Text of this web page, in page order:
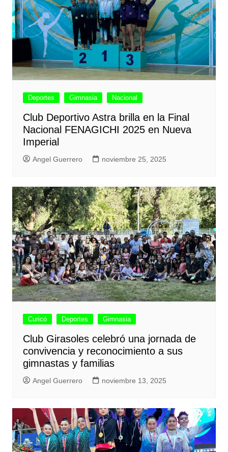
Deportes Gimnasia Nacional
Club Deportivo Astra brilla en la Final
Nacional FENAGICHI 2025 en Nueva
Imperial
Angel Guerrero noviembre 25, 2025
Curicó Deportes Gimnasia
Club Girasoles celebró una jornada de
convivencia y reconocimiento a sus
gimnastas y familias
Angel Guerrero noviembre 13, 2025